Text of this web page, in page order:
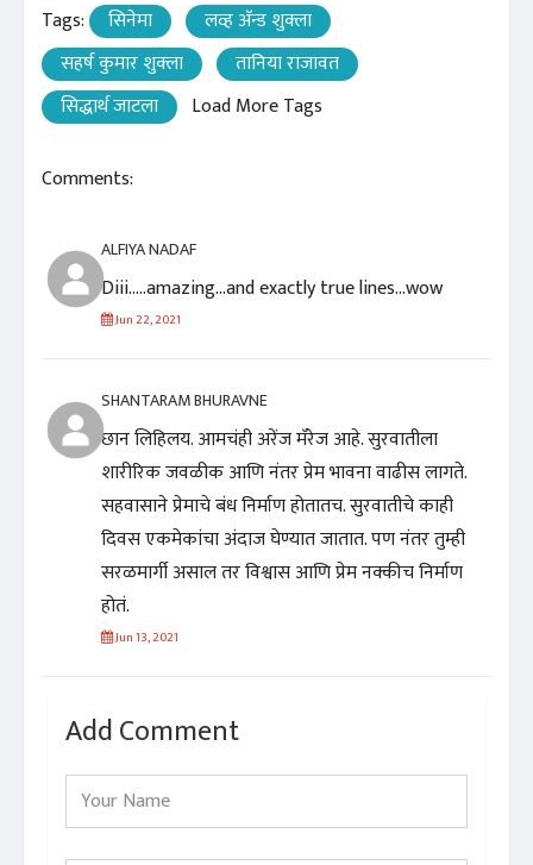
Tags: सिनेमा
लव्ह अ‍ॅन्ड शुक्ला
सहर्ष कुमार शुक्ला
तानिया राजावत
सिद्धार्थ जाटला
Load More Tags
Comments:
ALFIYA NADAF
Diii.....amazing...and exactly true lines...wow
Jun 22, 2021
SHANTARAM BHURAVNE
छान लिहिलय. आमचंही अरेंज मॅरेज आहे. सुरवातीला
शारीरिक जवळीक आणि नंतर प्रेम भावना वाढीस लागते.
सहवासाने प्रेमाचे बंध निर्माण होतातच. सुरवातीचे काही
दिवस एकमेकांचा अंदाज घेण्यात जातात. पण नंतर तुम्ही
सरळमार्गी असाल तर विश्वास आणि प्रेम नक्कीच निर्माण
होतं.
Jun 13, 2021
Add Comment